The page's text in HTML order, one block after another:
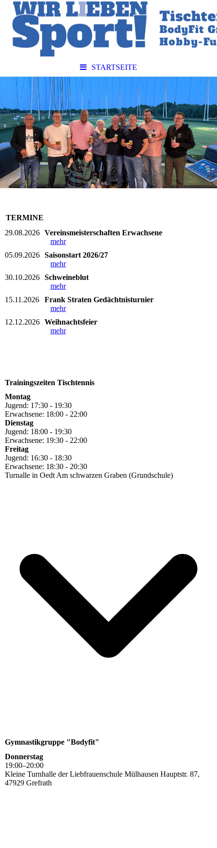
STARTSEITE
TERMINE
29.08.2026 Vereinsmeisterschaften Erwachsene
mehr
05.09.2026 Saisonstart 2026/27
mehr
30.10.2026 Schweineblut
mehr
15.11.2026
Frank Straten Gedächtnisturnier
mehr
12.12.2026 Weihnachtsfeier
mehr
Trainingszeiten Tischtennis
Montag
Jugend: 17:30 - 19:30
Erwachsene: 18:00 - 22:00
Dienstag
Jugend: 18:00 - 19:30
Erwachsene: 19:30 - 22:00
Freitag
Jugend: 16:30 - 18:30
Erwachsene: 18:30 - 20:30
Turnalle in Oedt Am schwarzen Graben (Grundschule)
Gymnastikgruppe "Bodyfit"
Donnerstag
19:00–20:00
Kleine Turnhalle der Liebfrauenschule Mülhausen Hauptstr. 87,
47929 Grefrath